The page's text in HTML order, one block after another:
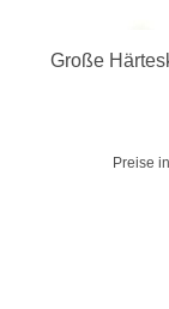
Große
Preise